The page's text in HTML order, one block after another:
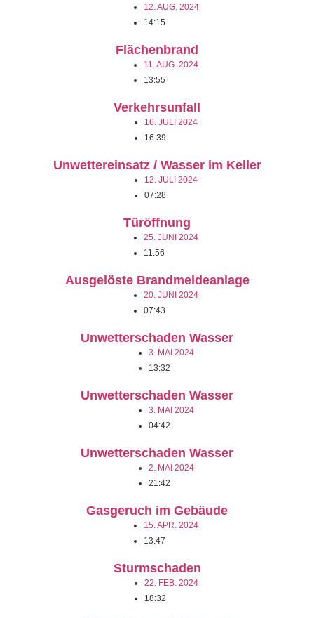
12. AUG. 2024
14:15
Flächenbrand
11. AUG. 2024
13:55
Verkehrsunfall
16. JULI 2024
16:39
Unwettereinsatz / Wasser im Keller
12. JULI 2024
07:28
Türöffnung
25. JUNI 2024
11:56
Ausgelöste Brandmeldeanlage
20. JUNI 2024
07:43
Unwetterschaden Wasser
3. MAI 2024
13:32
Unwetterschaden Wasser
3. MAI 2024
04:42
Unwetterschaden Wasser
2. MAI 2024
21:42
Gasgeruch im Gebäude
15. APR. 2024
13:47
Sturmschaden
22. FEB. 2024
18:32